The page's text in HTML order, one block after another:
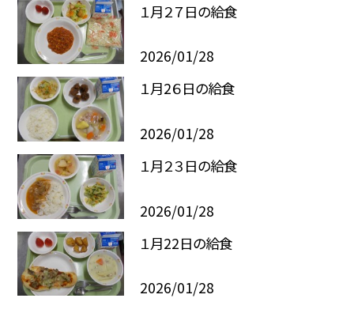
１月２７日の給食
2026/01/28
１月2６日の給食
2026/01/28
１月２３日の給食
2026/01/28
１月22日の給食
2026/01/28